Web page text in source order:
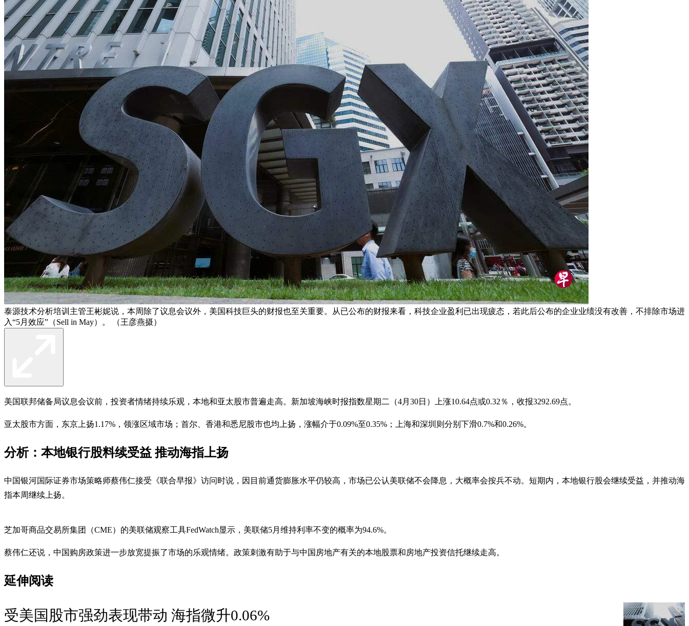
泰源技术分析培训主管王彬妮说，本周除了议息会议外，美国科技巨头的财报也至关重要。从已公布的财报来看，科技企业盈利已出现疲态，若此后公布的企业业绩没有改善，不排除市场进
入“5月效应”（Sell in May）。 （王彦燕摄）
美国联邦储备局议息会议前，投资者情绪持续乐观，本地和亚太股市普遍走高。新加坡海峡时报指数星期二（4月30日）上涨10.64点或0.32％，收报3292.69点。
亚太股市方面，东京上扬1.17%，领涨区域市场；首尔、香港和悉尼股市也均上扬，涨幅介于0.09%至0.35%；上海和深圳则分别下滑0.7%和0.26%。
分析：本地银行股料续受益 推动海指上扬
中国银河国际证券市场策略师蔡伟仁接受《联合早报》访问时说，因目前通货膨胀水平仍较高，市场已公认美联储不会降息，大概率会按兵不动。短期内，本地银行股会继续受益，并推动海
指本周继续上扬。
芝加哥商品交易所集团（CME）的美联储观察工具FedWatch显示，美联储5月维持利率不变的概率为94.6%。
蔡伟仁还说，中国购房政策进一步放宽提振了市场的乐观情绪。政策刺激有助于与中国房地产有关的本地股票和房地产投资信托继续走高。
延伸阅读
受美国股市强劲表现带动 海指微升0.06%